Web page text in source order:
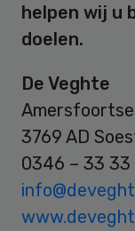
helpen wij u
doelen.
De Veghte
3769 AD
0346 – 33 33